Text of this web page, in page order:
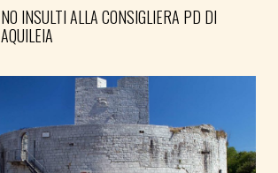
NO INSULTI ALLA CONSIGLIERA PD DI
AQUILEIA